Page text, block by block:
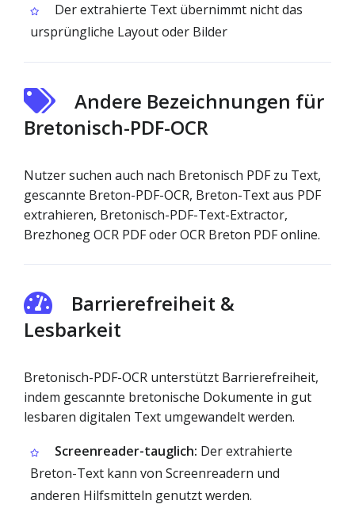
Der extrahierte Text übernimmt nicht das
ursprüngliche Layout oder Bilder
Andere Bezeichnungen für
Bretonisch-PDF-OCR
Nutzer suchen auch nach Bretonisch PDF zu Text,
gescannte Breton-PDF-OCR, Breton-Text aus PDF
extrahieren, Bretonisch-PDF-Text-Extractor,
Brezhoneg OCR PDF oder OCR Breton PDF online.
Barrierefreiheit &
Lesbarkeit
Bretonisch-PDF-OCR unterstützt Barrierefreiheit,
indem gescannte bretonische Dokumente in gut
lesbaren digitalen Text umgewandelt werden.
Screenreader-tauglich: Der extrahierte
Breton-Text kann von Screenreadern und
anderen Hilfsmitteln genutzt werden.